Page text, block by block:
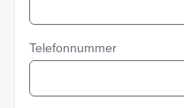
Telefonnummer